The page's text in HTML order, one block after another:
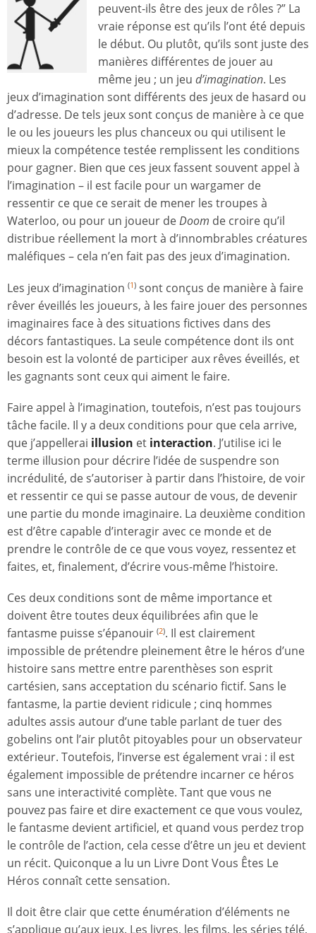
peuvent-ils être des jeux de rôles ?” La
vraie réponse est qu’ils l’ont été depuis
le début. Ou plutôt, qu’ils sont juste des
manières différentes de jouer au
même jeu ; un jeu d’imagination. Les
jeux d’imagination sont différents des jeux de hasard ou
d’adresse. De tels jeux sont conçus de manière à ce que
le ou les joueurs les plus chanceux ou qui utilisent le
mieux la compétence testée remplissent les conditions
pour gagner. Bien que ces jeux fassent souvent appel à
l’imagination – il est facile pour un wargamer de
ressentir ce que ce serait de mener les troupes à
Waterloo, ou pour un joueur deDoom de croire qu’il
distribue réellement la mort à d’innombrables créatures
maléfiques – cela n’en fait pas des jeux d’imagination.
Les jeux d’imagination (1) sont conçus de manière à faire
rêver éveillés les joueurs, à les faire jouer des personnes
imaginaires face à des situations fictives dans des
décors fantastiques. La seule compétence dont ils ont
besoin est la volonté de participer aux rêves éveillés, et
les gagnants sont ceux qui aiment le faire.
Faire appel à l’imagination, toutefois, n’est pas toujours
tâche facile. Il y a deux conditions pour que cela arrive,
que j’appellerai illusion et interaction. J’utilise ici le
terme illusion pour décrire l’idée de suspendre son
incrédulité, de s’autoriser à partir dans l’histoire, de voir
et ressentir ce qui se passe autour de vous, de devenir
une partie du monde imaginaire. La deuxième condition
est d’être capable d’interagir avec ce monde et de
prendre le contrôle de ce que vous voyez, ressentez et
faites, et, finalement, d’écrire vous-même l’histoire.
Ces deux conditions sont de même importance et
doivent être toutes deux équilibrées afin que le
fantasme puisse s’épanouir (2). Il est clairement
impossible de prétendre pleinement être le héros d’une
histoire sans mettre entre parenthèses son esprit
cartésien, sans acceptation du scénario fictif. Sans le
fantasme, la partie devient ridicule ; cinq hommes
adultes assis autour d’une table parlant de tuer des
gobelins ont l’air plutôt pitoyables pour un observateur
extérieur. Toutefois, l’inverse est également vrai : il est
également impossible de prétendre incarner ce héros
sans une interactivité complète. Tant que vous ne
pouvez pas faire et dire exactement ce que vous voulez,
le fantasme devient artificiel, et quand vous perdez trop
le contrôle de l’action, cela cesse d’être un jeu et devient
un récit. Quiconque a lu un Livre Dont Vous Êtes Le
Héros connaît cette sensation.
Il doit être clair que cette énumération d’éléments ne
s’applique qu’aux jeux. Les livres, les films, les séries télé,